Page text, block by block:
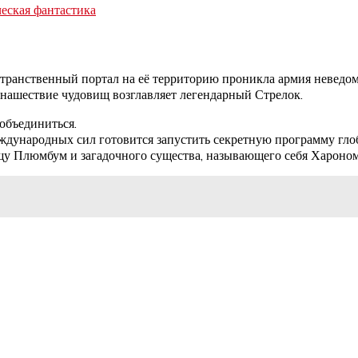
фантастика
портал на её территорию проникла армия
чудовищ возглавляет легендарный Стрелок.
сил готовится запустить секретную программу
Плюмбум и загадочного существа, называющего себя